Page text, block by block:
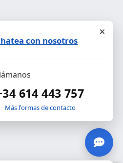
con nosotros
614 443 757
Más formas de contacto